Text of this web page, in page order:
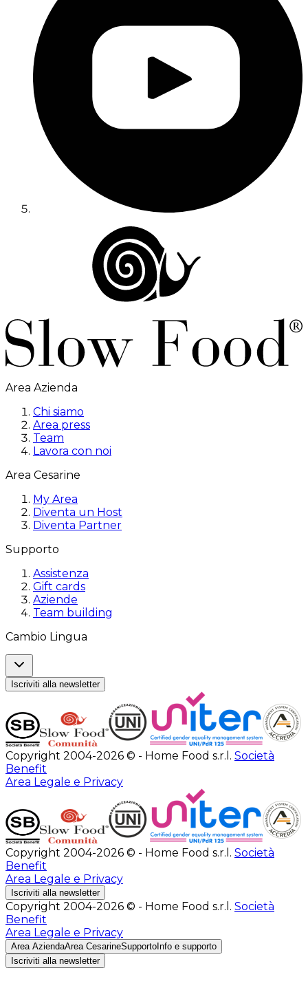
Area Azienda
Chi siamo
Area press
Team
Lavora con noi
Area Cesarine
My Area
Diventa un Host
Diventa Partner
Supporto
Assistenza
Gift cards
Aziende
Team building
Cambio Lingua
Iscriviti alla newsletter
Copyright 2004-2026 © - Home Food s.r.l. Società
Benefit
Area Legale e Privacy
Copyright 2004-2026 © - Home Food s.r.l. Società
Benefit
Area Legale e Privacy
Iscriviti alla newsletter
Copyright 2004-2026 © - Home Food s.r.l. Società
Benefit
Area Legale e Privacy
Area AziendaArea CesarineSupporto Info e supporto
Iscriviti alla newsletter